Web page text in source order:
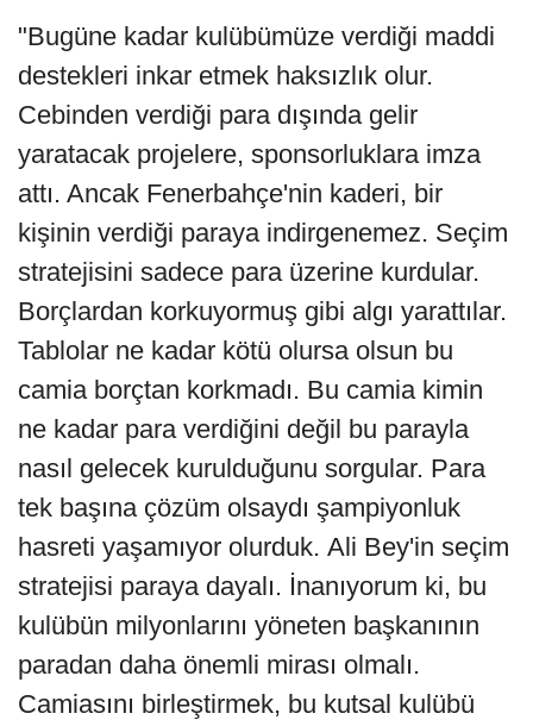
"Bugüne kadar kulübümüze verdiği maddi
destekleri inkar etmek haksızlık olur.
Cebinden verdiği para dışında gelir
yaratacak projelere, sponsorluklara imza
attı. Ancak Fenerbahçe'nin kaderi, bir
kişinin verdiği paraya indirgenemez. Seçim
stratejisini sadece para üzerine kurdular.
Borçlardan korkuyormuş gibi algı yarattılar.
Tablolar ne kadar kötü olursa olsun bu
camia borçtan korkmadı. Bu camia kimin
ne kadar para verdiğini değil bu parayla
nasıl gelecek kurulduğunu sorgular. Para
tek başına çözüm olsaydı şampiyonluk
hasreti yaşamıyor olurduk. Ali Bey'in seçim
stratejisi paraya dayalı. İnanıyorum ki, bu
kulübün milyonlarını yöneten başkanının
paradan daha önemli mirası olmalı.
Camiasını birleştirmek, bu kutsal kulübü